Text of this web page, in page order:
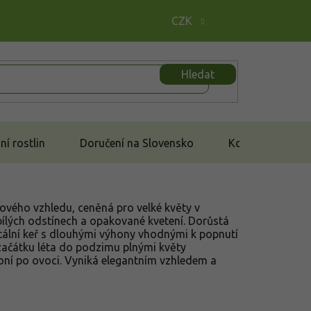
CZK
Hledat
rostlin Doručení na Slovensko Kontakt
vzhledu, ceněná pro velké květy v
odstínech a opakované kvetení. Dorůstá
keř s dlouhými výhony vhodnými k popnutí
léta do podzimu plnými květy
po ovoci. Vyniká elegantním vzhledem a